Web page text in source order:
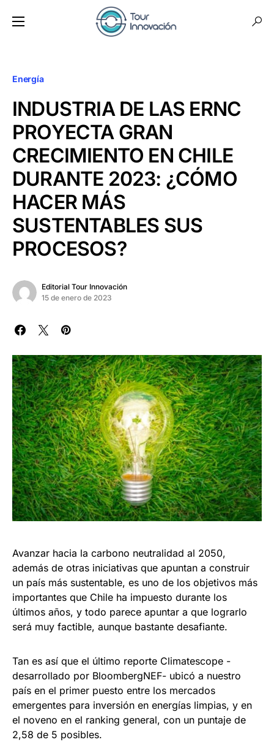
Energía
INDUSTRIA DE LAS ERNC
PROYECTA GRAN
CRECIMIENTO EN CHILE
DURANTE 2023: ¿CÓMO
HACER MÁS
SUSTENTABLES SUS
PROCESOS?
Editorial Tour Innovación
15 de enero de 2023
Avanzar hacia la carbono neutralidad al 2050,
además de otras iniciativas que apuntan a construir
un país más sustentable, es uno de los objetivos más
importantes que Chile ha impuesto durante los
últimos años, y todo parece apuntar a que lograrlo
será muy factible, aunque bastante desafiante.
Tan es así que el último reporte Climatescope -
desarrollado por BloombergNEF- ubicó a nuestro
país en el primer puesto entre los mercados
emergentes para inversión en energías limpias, y en
el noveno en el ranking general, con un puntaje de
2,58 de 5 posibles.